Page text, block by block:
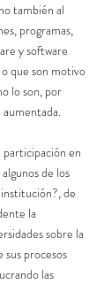
también al
programas,
y software
que son motivo
lo son, por
participación en
de los
de
la
sobre la
sus procesos
las